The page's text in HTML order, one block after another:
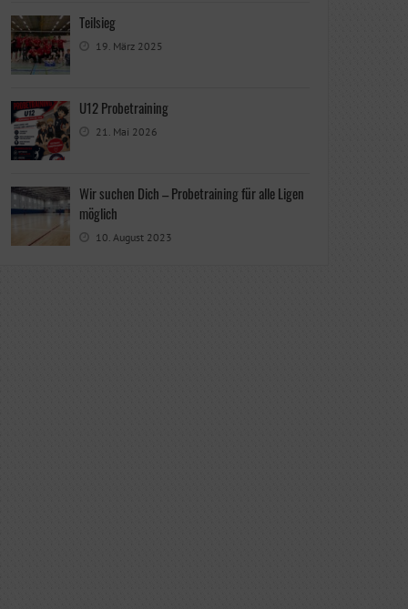
Teilsieg
19. März 2025
U12 Probetraining
21. Mai 2026
Wir suchen Dich – Probetraining für alle Ligen
möglich
10. August 2023